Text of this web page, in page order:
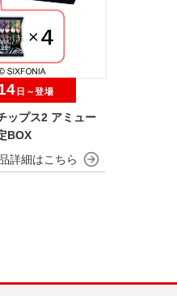
ップス2 アミュー
BOX
日～登場